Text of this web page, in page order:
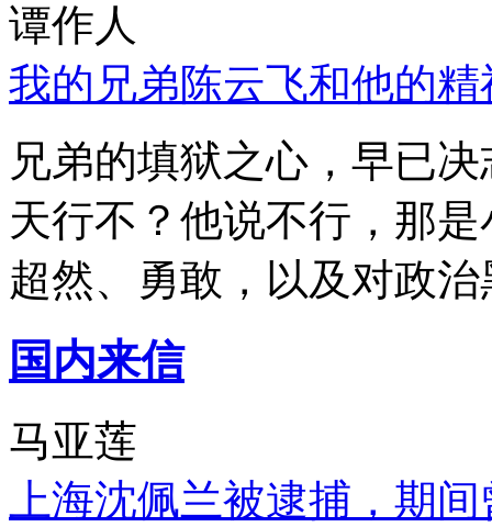
谭作人
我的兄弟陈云飞和他的
兄弟的填狱之心，早已
天行不？他说不行，那
超然、勇敢，以及对政
国内来信
马亚莲
上海沈佩兰被逮捕，期